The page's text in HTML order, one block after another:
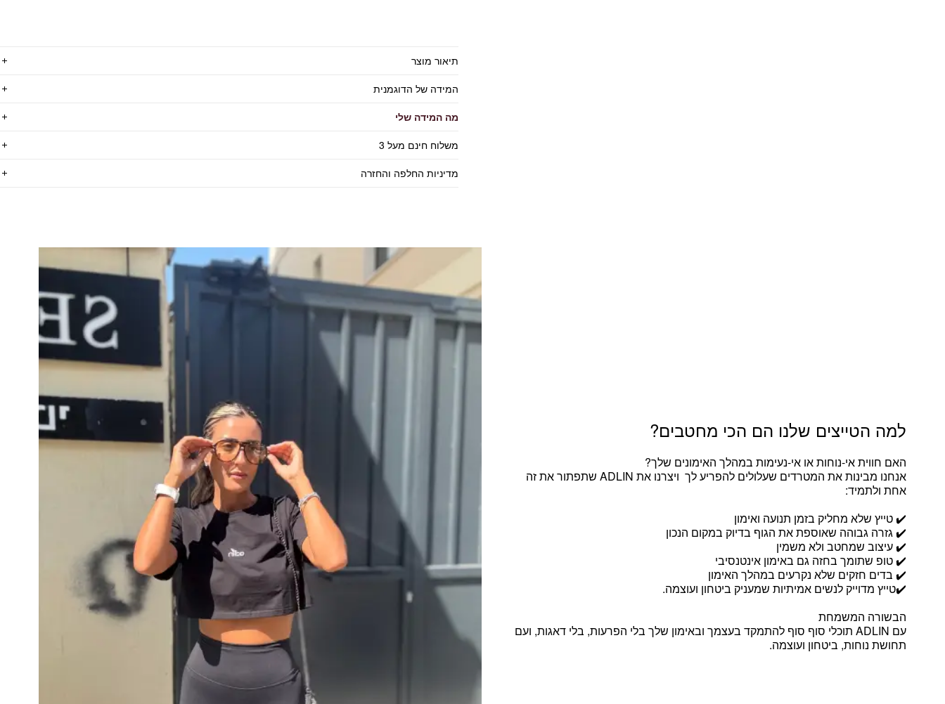
תיאור מוצר
המידה של הדוגמנית
מה המידה שלי
משלוח חינם מעל 3
מדיניות החלפה והחזרה
למה הטייצים שלנו הם הכי מחטבים?
האם חווית אי-נוחות או אי-נעימות במהלך האימונים שלך?
אנחנו מבינות את המטרדים שעלולים להפריע לך ויצרנו את ADLIN שתפתור את זה
אחת ולתמיד:
✔️ טייץ שלא מחליק בזמן תנועה ואימון
✔️ גזרה גבוהה שאוספת את הגוף בדיוק במקום הנכון
✔️ עיצוב שמחטב ולא משמין
✔️ טופ שתומך בחזה גם באימון אינטנסיבי
✔️ בדים חזקים שלא נקרעים במהלך האימון
✔️טייץ מדוייק לנשים אמיתיות שמעניק ביטחון ועוצמה.
הבשורה המשמחת
עם ADLIN תוכלי סוף סוף להתמקד בעצמך ובאימון שלך בלי הפרעות, בלי דאגות, ועם
תחושת נוחות, ביטחון ועוצמה.